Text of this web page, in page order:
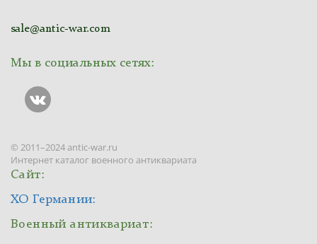
sale@antic-war.com
Мы в социальных сетях:
© 2011–2024 antic-war.ru
Интернет каталог военного антиквариата
Сайт:
ХО Германии:
Военный антиквариат: